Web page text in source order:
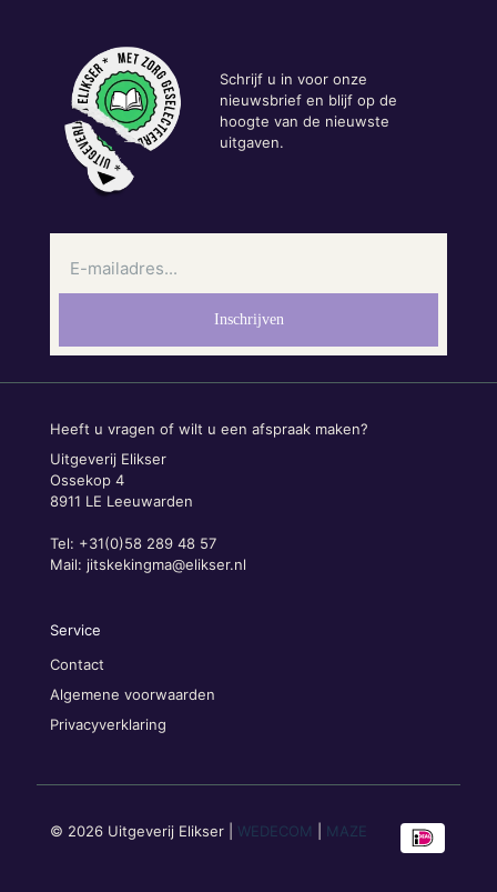
Schrijf u in voor onze
nieuwsbrief en blijf op de
hoogte van de nieuwste
uitgaven.
Heeft u vragen of wilt u een afspraak maken?
Uitgeverij Elikser
Ossekop 4
8911 LE Leeuwarden
Tel: +31(0)58 289 48 57
Mail: jitskekingma@elikser.nl
Service
Contact
Algemene voorwaarden
Privacyverklaring
© 2026 Uitgeverij Elikser | WEDECOM MAZE